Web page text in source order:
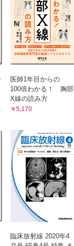
医師1年目からの
100倍わかる！ 胸部
X線の読み方
￥5,170
臨床放射線 2020年4